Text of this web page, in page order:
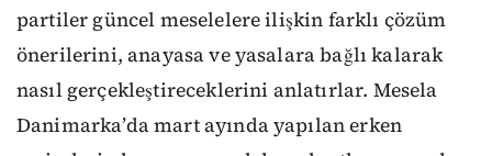
partiler güncel meselelere ilişkin farklı çözüm
önerilerini, anayasa ve yasalara bağlı kalarak
nasıl gerçekleştireceklerini anlatırlar. Mesela
Danimarka’da mart ayında yapılan erken